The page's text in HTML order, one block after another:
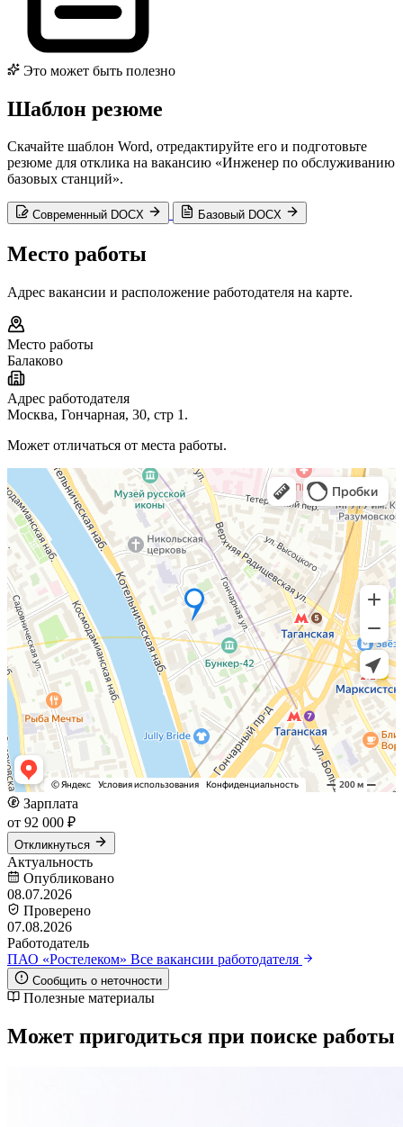
Это может быть полезно
Шаблон резюме
Скачайте шаблон Word, отредактируйте его и подготовьте
резюме для отклика на вакансию «Инженер по обслуживанию
базовых станций».
Современный DOCX Базовый DOCX
Место работы
Адрес вакансии и расположение работодателя на карте.
Место работы
Балаково
Адрес работодателя
Москва, Гончарная, 30, стр 1.
Может отличаться от места работы.
Зарплата
от 92 000 ₽
Откликнуться
Актуальность
Опубликовано
08.07.2026
Проверено
07.08.2026
Работодатель
ПАО «Ростелеком» Все вакансии работодателя
Сообщить о неточности
Полезные материалы
Может пригодиться при поиске работы